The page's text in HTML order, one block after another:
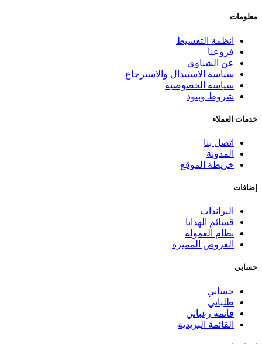
معلومات
انظمة التقسيط
فروعنا
عن الشناوى
سياسة الاستبدال والاسترجاع
سياسة الخصوصية
شروط وبنود
خدمات العملاء
اتصل بنا
المدونة
خريطة الموقع
إضافات
البراندات
قسائم الهدايا
نظام العمولة
العروض المميزة
حسابي
حسابي
طلباتي
قائمة رغباتي
القائمة البريدية